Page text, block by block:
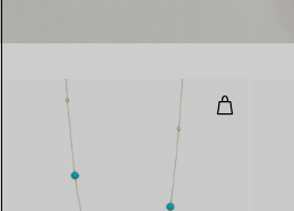
Sautoir